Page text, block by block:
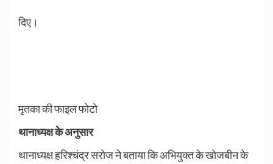
दिए।
मृतका की फाइल फोटो
थानाध्यक्ष के अनुसार
थानाध्यक्ष हरिश्चंद्र सरोज ने बताया कि अभियुक्त के खोजबीन के